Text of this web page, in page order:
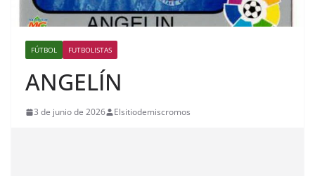
FÚTBOL FUTBOLISTAS
ANGELÍN
3 de junio de 2026 Elsitiodemiscromos